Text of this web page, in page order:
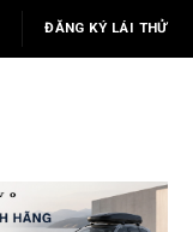
ĐĂNG KÝ LÁI THỬ